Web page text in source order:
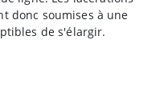
donc soumises à une
de s'élargir.